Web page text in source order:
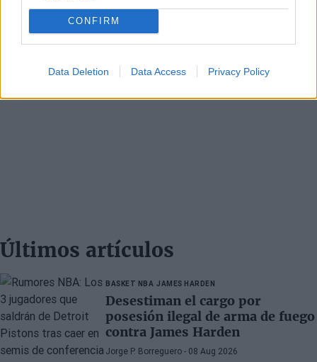
CONFIRM
Data Deletion Data Access Privacy Policy
Últimos artículos
BASKET NBA JAMES HARDEN
Desestiman el cargo por
posesión ilegal de arma de fuego
contra James Harden
Jorge P. Borreguero - 08 Aug 2026